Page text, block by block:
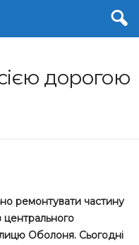
дорогою
ремонтувати частину
центрального
Оболоня. Сьогодні